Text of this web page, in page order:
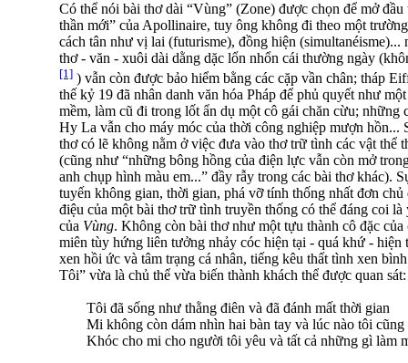
Có thể nói bài thơ dài “Vùng” (Zone) được chọn để mở
thần mới” của Apollinaire, tuy ông không đi theo một
cách tân như vị lai (futurisme), đồng hiện (simultanéisme)...
thơ - văn - xuôi dài dằng dặc lổn nhổn cái thường ngày
[1] ) vẫn còn được bảo hiểm bằng các cặp vần chân; tháp
thế kỷ 19 đã nhân danh văn hóa Pháp để phủ quyết như
mềm, làm cũ đi trong lốt ẩn dụ một cô gái chăn cừu; những
Hy La vẫn cho máy móc của thời công nghiệp mượn hồn...
thơ có lẽ không nằm ở việc đưa vào thơ trữ tình các vật thể
(cũng như “những bông hồng của điện lực vẫn còn mở
anh chụp hình màu em...” đầy rẫy trong các bài thơ khác).
tuyến không gian, thời gian, phá vỡ tính thống nhất đơn
điệu của một bài thơ trữ tình truyền thống có thể đáng coi
của Vùng. Không còn bài thơ như một tựu thành cô đặc
miên tùy hứng liên tưởng nhảy cóc hiện tại - quá khứ - hiện
xen hồi ức và tâm trạng cá nhân, tiếng kêu thất tình xen
Tôi” vừa là chủ thể vừa biến thành khách thể được quan sát:
Tôi đã sống như thằng điên và đã đánh mất thời gian
Mi không còn dám nhìn hai bàn tay và lúc nào tôi
Khóc cho mi cho người tôi yêu và tất cả những gì làm